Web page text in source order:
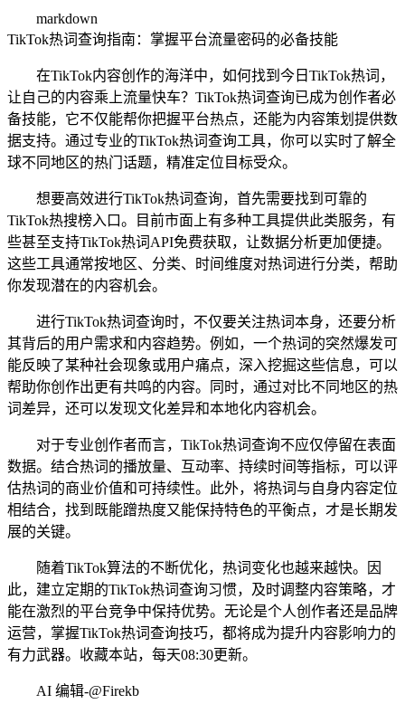
markdown
TikTok热词查询指南：掌握平台流量密码的必备技能
在TikTok内容创作的海洋中，如何找到今日TikTok热词，
让自己的内容乘上流量快车？TikTok热词查询已成为创作者必
备技能，它不仅能帮你把握平台热点，还能为内容策划提供数
据支持。通过专业的TikTok热词查询工具，你可以实时了解全
球不同地区的热门话题，精准定位目标受众。
想要高效进行TikTok热词查询，首先需要找到可靠的
TikTok热搜榜入口。目前市面上有多种工具提供此类服务，有
些甚至支持TikTok热词API免费获取，让数据分析更加便捷。
这些工具通常按地区、分类、时间维度对热词进行分类，帮助
你发现潜在的内容机会。
进行TikTok热词查询时，不仅要关注热词本身，还要分析
其背后的用户需求和内容趋势。例如，一个热词的突然爆发可
能反映了某种社会现象或用户痛点，深入挖掘这些信息，可以
帮助你创作出更有共鸣的内容。同时，通过对比不同地区的热
词差异，还可以发现文化差异和本地化内容机会。
对于专业创作者而言，TikTok热词查询不应仅停留在表面
数据。结合热词的播放量、互动率、持续时间等指标，可以评
估热词的商业价值和可持续性。此外，将热词与自身内容定位
相结合，找到既能蹭热度又能保持特色的平衡点，才是长期发
展的关键。
随着TikTok算法的不断优化，热词变化也越来越快。因
此，建立定期的TikTok热词查询习惯，及时调整内容策略，才
能在激烈的平台竞争中保持优势。无论是个人创作者还是品牌
运营，掌握TikTok热词查询技巧，都将成为提升内容影响力的
有力武器。收藏本站，每天08:30更新。
AI 编辑-@Firekb